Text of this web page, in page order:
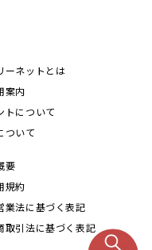
ーネットとは
案内
トについて
ついて
要
規約
業法に基づく表記
取引法に基づく表記